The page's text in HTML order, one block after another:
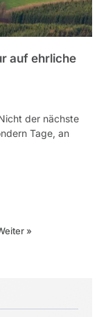
auf ehrliche
der nächste
Tage, an
»